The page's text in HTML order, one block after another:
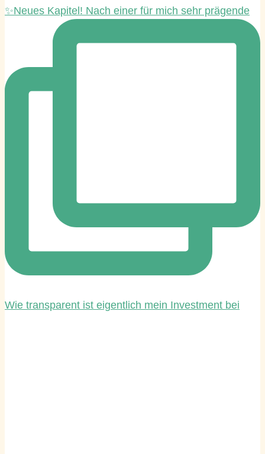
✨Neues Kapitel! Nach einer für mich sehr prägende
Wie transparent ist eigentlich mein Investment bei